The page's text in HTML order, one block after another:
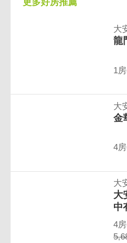
更多好房推薦
大
龍
1
大
金
4
大
大
中
4